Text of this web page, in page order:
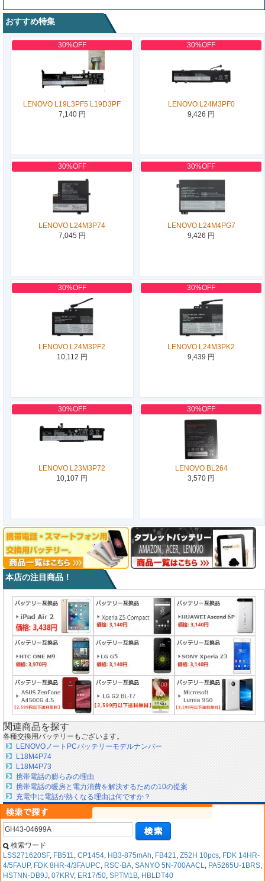
おすすめ特集
30%OFF
LENOVO L19L3PF5 L19D3PF
7,140 円
30%OFF
LENOVO L24M3PF0
9,426 円
30%OFF
LENOVO L24M3P74
7,045 円
30%OFF
LENOVO L24M4PG7
9,426 円
30%OFF
LENOVO L24M3PF2
10,112 円
30%OFF
LENOVO L24M3PK2
9,439 円
30%OFF
LENOVO L23M3P72
10,107 円
30%OFF
LENOVO BL264
3,570 円
本店の注目商品！
関連商品を探す
各種交換用バッテリーもございます。
LENOVOノートPCバッテリーモデルナンバー
L18M4P74
L18M4P73
携帯電話の膨らみの理由
携帯電話の暖房と電力消費を解決するための10の提案
充電中に電話が熱くなる理由は何ですか？
検索ワード
LSS271620SF, FB511, CP1454, HB3-875mAh, FB421, Z52H 10pcs, FDK 14HR-
4/5FAUP, FDK 8HR-4/3FAUPC, RSC-BA, SANYO 5N-700AACL, PA5265U-1BRS,
HSTNN-DB9J, 07KRV, ER17/50, SPTM1B, HBLDT40